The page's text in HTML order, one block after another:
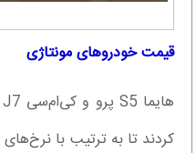
قیمت خودروهای مونتاژی